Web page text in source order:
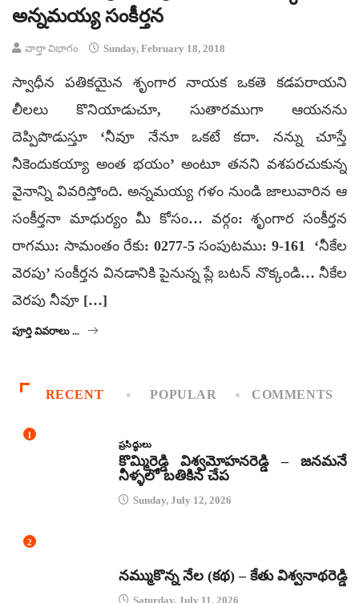
అన్నమయ్య సంకీర్తన
వార్తా విభాగం Sunday, February 18, 2018
స్వాధీన పతికయైన శృంగార నాయక ఒకతె కడపరాయని
లీలలు కొనియాడుచూ, సుతారముగా ఆయనను
దెప్పిపొడుస్తూ ‘నీవూ నేనూ ఒకటే కదా. నన్ను చూస్తే
నీకెందుకయ్యా అంత భయం’ అంటూ తనని వశపరచుకున్న
వైనాన్ని వివరిస్తోంది. అన్నమయ్య గళం నుండి జాలువారిన ఆ
సంకీర్తనా మాధుర్యం మీ కోసం… వర్గం: శృంగార సంకీర్తన
రాగము: సామంతం రేకు: 0277-5 సంపుటము: 9-161 ‘నీకేల
వెరపు’ సంకీర్తన వినడానికి పైనున్న ప్లే బటన్ నొక్కండి… నీకేల
వెరపు నీవూ […]
పూర్తి వివరాలు ...
RECENT POPULAR COMMENTS
1
ప్రసిద్ధులు
కొమ్మిరెడ్డి విశ్వమోహనరెడ్డి – జనమనే
నీళ్ళలో బతికిన చేప
Sunday, July 12, 2026
2
నమ్ముకొన్న నేల (కథ) – కేతు విశ్వనాథరెడ్డి
Saturday, July 11, 2026